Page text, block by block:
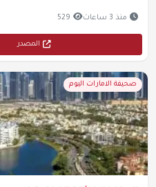
منذ 3 ساعات 529
المصدر
صحيفة الامارات اليوم